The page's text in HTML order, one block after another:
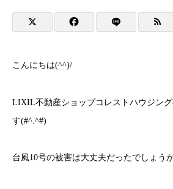
こんにちは(^^)/
LIXIL不動産ショップコレストハウジン
す(#^.^#)
台風10号の被害は大丈夫だったでしょう